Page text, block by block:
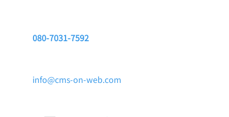
080-7031-7592
info@cms-on-web.com